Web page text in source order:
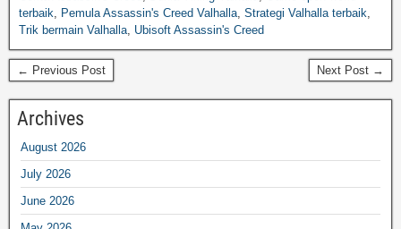
terbaik
Pemula Assassin's Creed Valhalla Strategi Valhalla terbaik
Trik bermain Valhalla Ubisoft Assassin's Creed
← Previous Post Next Post →
Archives
August 2026
July 2026
June 2026